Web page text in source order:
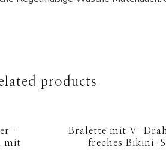
products
mit
Bralette mit V-
freches Bikini-